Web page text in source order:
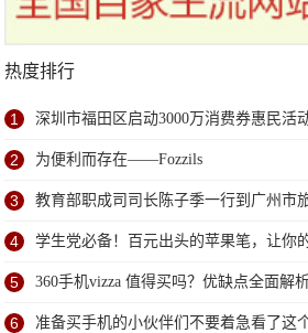
热度排行
1 深圳市福田区启动3000万消费券惠民活
2 为便利而存在——Fozzils
3 教育部职成司司长陈子季一行到广州市
研
4 学生党必备！百元出头的苹果笔，让你
5 360手机vizza 值得买吗？优缺点全面解
6 准备买手机的小伙伴们不要着急看了这